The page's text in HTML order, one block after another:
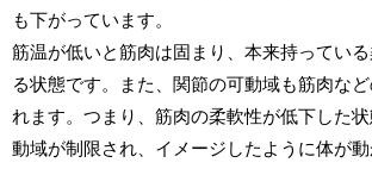
も下がっています。
筋温が低いと筋肉は固まり、本来持ってい
る状態です。また、関節の可動域も筋肉な
れます。つまり、筋肉の柔軟性が低下した
動域が制限され、イメージしたように体が動